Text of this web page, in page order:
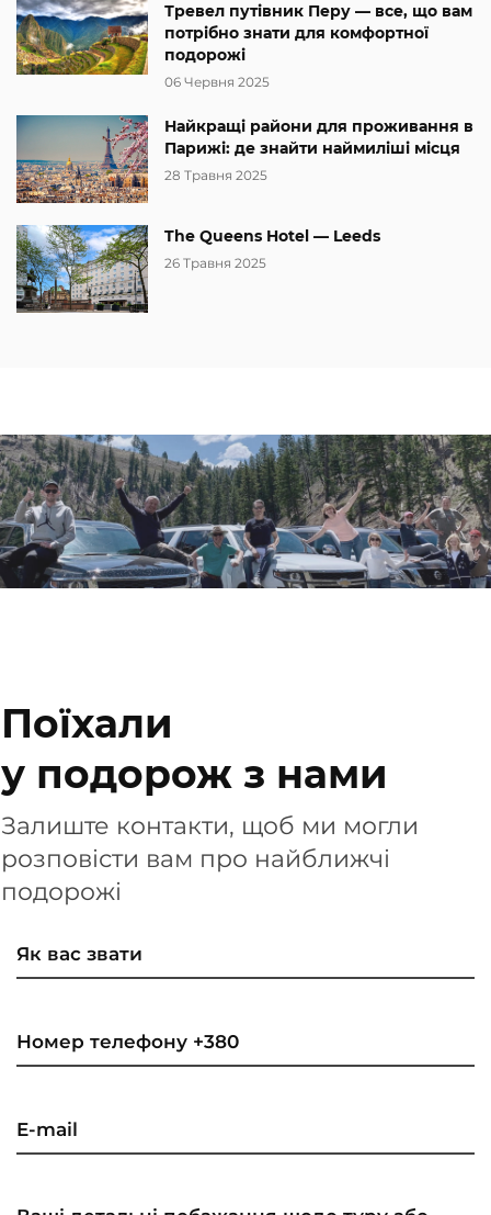
Тревел путівник Перу — все, що вам
потрібно знати для комфортної
подорожі
06 Червня 2025
Найкращі райони для проживання в
Парижі: де знайти наймиліші місця
28 Травня 2025
The Queens Hotel — Leeds
26 Травня 2025
Поїхали
у подорож з нами
Залиште контакти, щоб ми могли
розповісти вам про найближчі
подорожі